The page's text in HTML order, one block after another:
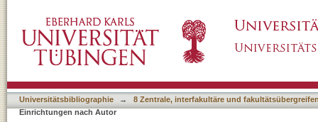
"Ballmann, Anne"
Universitätsbibliographie →
8 Zentrale, interfakultäre und
Einrichtungen nach Autor